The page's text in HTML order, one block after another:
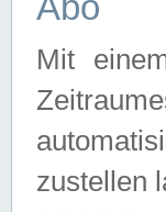
Mit
zustellen